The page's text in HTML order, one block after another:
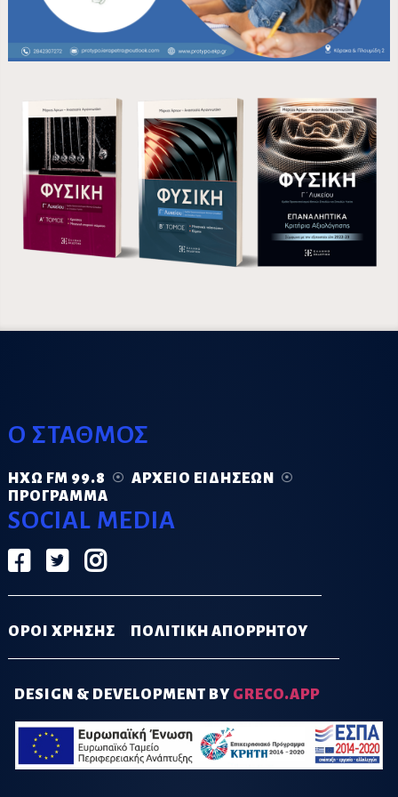
Ο ΣΤΑΘΜΟΣ
ΗΧΏ FM 99.8
ΑΡΧΕΊΟ ΕΙΔΉΣΕΩΝ
ΠΡΌΓΡΑΜΜΑ
SOCIAL MEDIA
ΟΡΟΙ ΧΡΗΣΗΣ ΠΟΛΙΤΙΚΗ ΑΠΟΡΡΗΤΟΥ
DESIGN & DEVELOPMENT BY GRECO.APP